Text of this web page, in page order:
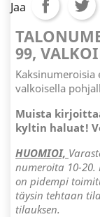
Jaa
99,
valkoisella
Muista
kyltin haluat!
HUOMIOI,
numeroita 10-
on pidempi
täysin tehtaan
tilauksen.